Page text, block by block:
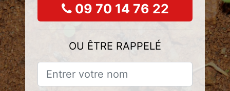
09 70 14 76 22
OU ÊTRE RAPPELÉ